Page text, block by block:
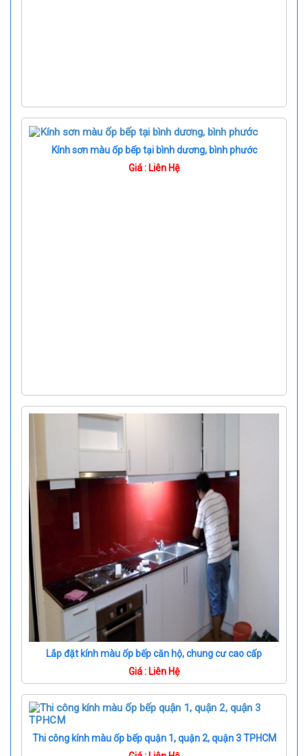
Kính sơn màu ốp bếp tại bình dương, bình phước
Giá : Liên Hệ
Lắp đặt kính màu ốp bếp căn hộ, chung cư cao cấp
Giá : Liên Hệ
Thi công kính màu ốp bếp quận 1, quận 2, quận 3 TPHCM